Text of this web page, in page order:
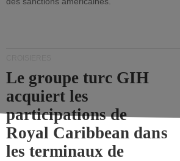
Le groupe turc GIH
acquiert les
participations de
Royal Caribbean dans
les terminaux de